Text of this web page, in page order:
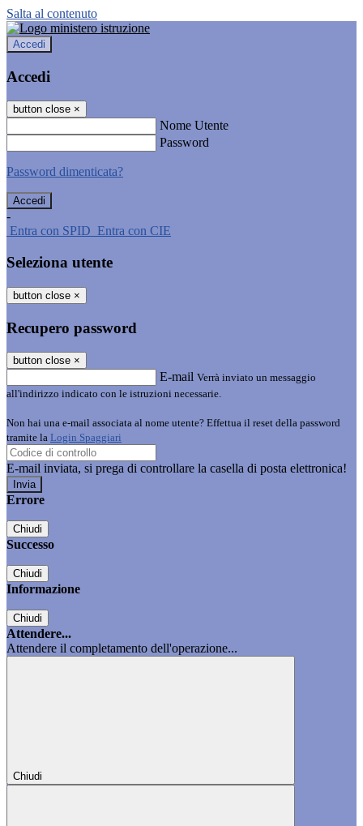
Salta al contenuto
Accedi
Accedi
button close ×
Nome Utente
Password
Password dimenticata?
-
Entra con SPID Entra con CIE
Seleziona utente
button close ×
Recupero password
button close ×
E-mail Verrà inviato un messaggio
all'indirizzo indicato con le istruzioni necessarie.
Non hai una e-mail associata al nome utente? Effettua il reset della password
tramite la Login Spaggiari
E-mail inviata, si prega di controllare la casella di posta elettronica!
Errore
Chiudi
Successo
Chiudi
Informazione
Chiudi
Attendere...
Attendere il completamento dell'operazione...
Chiudi